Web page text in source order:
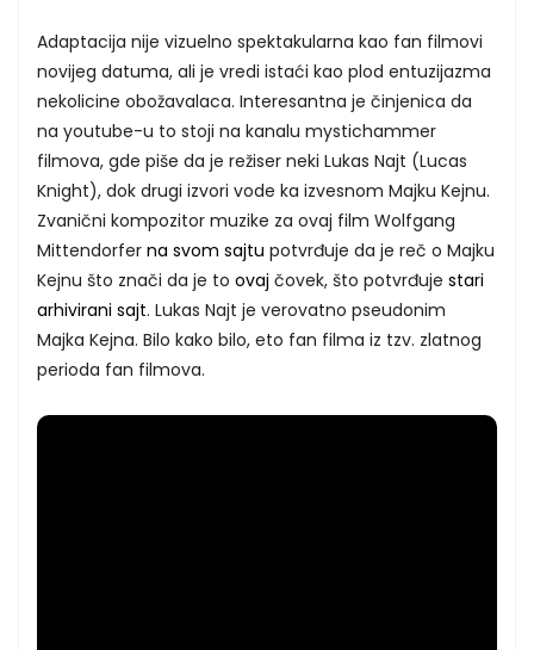
Adaptacija nije vizuelno spektakularna kao fan filmovi
novijeg datuma, ali je vredi istaći kao plod entuzijazma
nekolicine obožavalaca. Interesantna je činjenica da
na youtube-u to stoji na kanalu mystichammer
filmova, gde piše da je režiser neki Lukas Najt (Lucas
Knight), dok drugi izvori vode ka izvesnom Majku Kejnu.
Zvanični kompozitor muzike za ovaj film Wolfgang
Mittendorfer na svom sajtu potvrđuje da je reč o Majku
Kejnu što znači da je to ovaj čovek, što potvrđuje stari
arhivirani sajt. Lukas Najt je verovatno pseudonim
Majka Kejna. Bilo kako bilo, eto fan filma iz tzv. zlatnog
perioda fan filmova.